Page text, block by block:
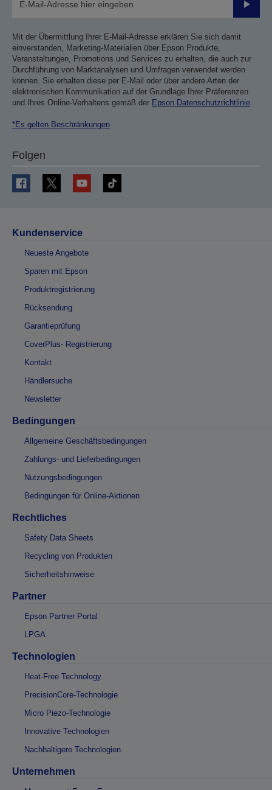
Mit der Übermittlung Ihrer E-Mail-Adresse erklären Sie sich damit
einverstanden, Marketing-Materialien über Epson Produkte,
Veranstaltungen, Promotions und Services zu erhalten, die auch zur
Durchführung von Marktanalysen und Umfragen verwendet werden
können. Sie erhalten diese per E-Mail oder über andere Arten der
elektronischen Kommunikation auf der Grundlage Ihrer Präferenzen
und Ihres Online-Verhaltens gemäß der Epson Datenschutzrichtlinie
*Es gelten Beschränkungen
Folgen
Kundenservice
Neueste Angebote
Sparen mit Epson
Produktregistrierung
Rücksendung
Garantieprüfung
CoverPlus- Registrierung
Kontakt
Händlersuche
Newsletter
Bedingungen
Allgemeine Geschäftsbedingungen
Zahlungs- und Lieferbedingungen
Nutzungsbedingungen
Bedingungen für Online-Aktionen
Rechtliches
Safety Data Sheets
Recycling von Produkten
Sicherheitshinweise
Partner
Epson Partner Portal
LPGA
Technologien
Heat-Free Technology
PrecisionCore-Technologie
Micro Piezo-Technologie
Innovative Technologien
Nachhaltigere Technologien
Unternehmen